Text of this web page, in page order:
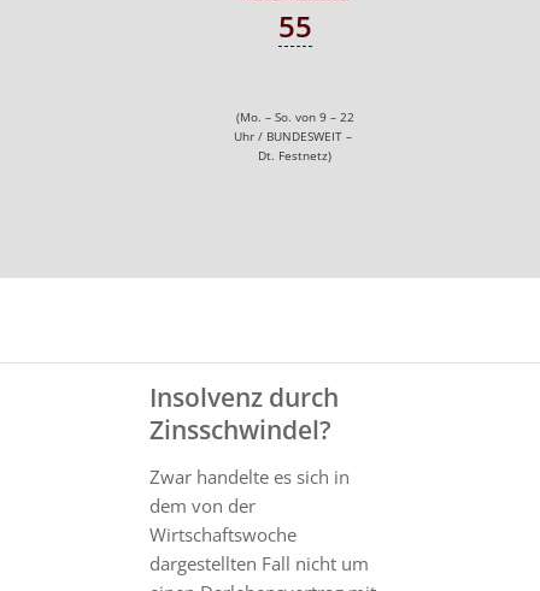
55
(Mo. – So. von 9 – 22
Uhr / BUNDESWEIT –
Dt. Festnetz)
Insolvenz durch
Zinsschwindel?
Zwar handelte es sich in
dem von der
Wirtschaftswoche
dargestellten Fall nicht um